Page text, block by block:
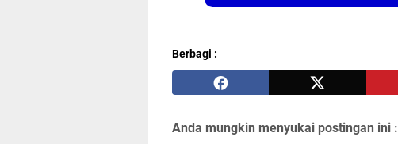
Berbagi :
Anda mungkin menyukai postingan ini :